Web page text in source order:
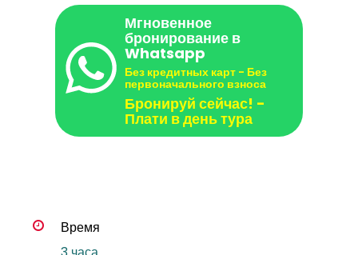
Мгновенное
бронирование в
Whatsapp
Без кредитных карт - Без
первоначального взноса
Бронируй сейчас! -
Плати в день тура
Время